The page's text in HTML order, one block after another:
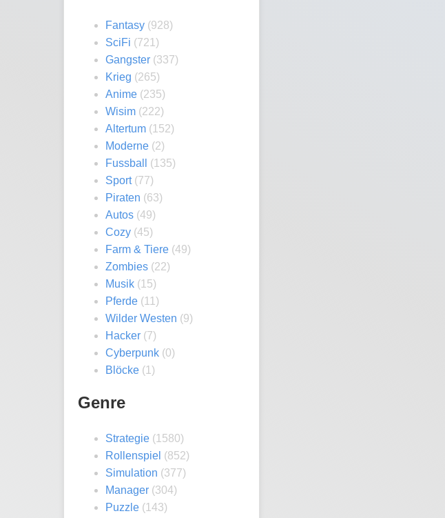
Fantasy (928)
SciFi (721)
Gangster (337)
Krieg (265)
Anime (235)
Wisim (222)
Altertum (152)
Moderne (2)
Fussball
(135)
Sport(77)
Piraten (63)
Autos (49)
Cozy (45)
Farm & Tiere (49)
Zombies (22)
Musik (15)
Pferde (11)
Wilder Westen (9)
Hacker (7)
Cyberpunk (0)
Blöcke (1)
Genre
Strategie (1580)
Rollenspiel (852)
Simulation (377)
Manager (304)
Puzzle (143)